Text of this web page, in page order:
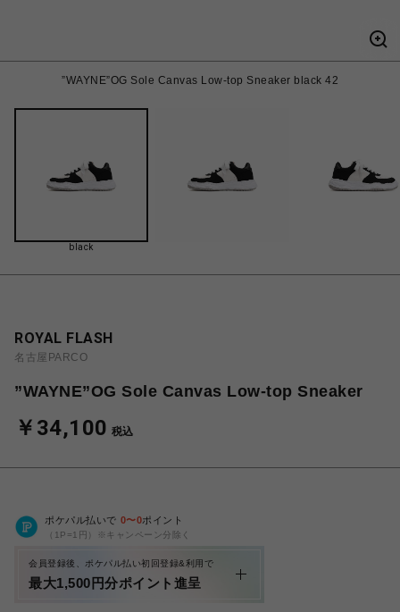
”WAYNE”OG Sole Canvas Low-top Sneaker black 42
black
ROYAL FLASH
名古屋PARCO
”WAYNE”OG Sole Canvas Low-top Sneaker
￥34,100 税込
ポケパル払いで 0〜0ポイント
（1P=1円）※キャンペーン分除く
会員登録後、ポケパル払い初回登録&利用で
最大1,500円分ポイント進呈